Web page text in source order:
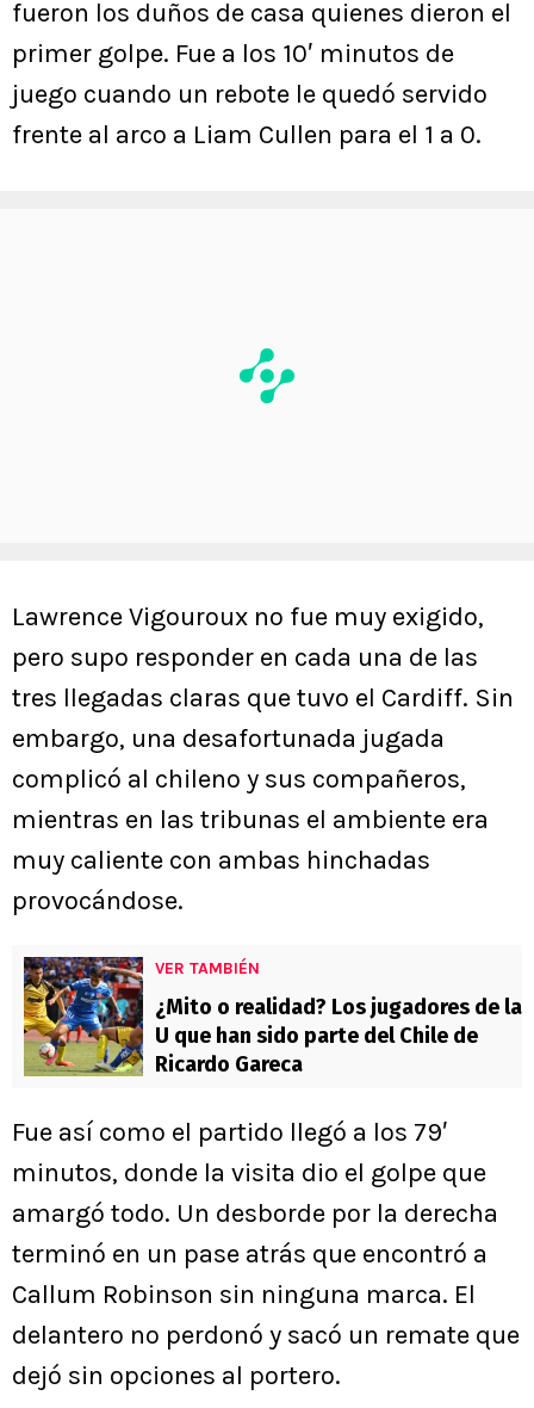
fueron los duños de casa quienes dieron el
primer golpe. Fue a los 10′ minutos de
juego cuando un rebote le quedó servido
frente al arco a Liam Cullen para el 1 a 0.
Lawrence Vigouroux no fue muy exigido,
pero supo responder en cada una de las
tres llegadas claras que tuvo el Cardiff. Sin
embargo, una desafortunada jugada
complicó al chileno y sus compañeros,
mientras en las tribunas el ambiente era
muy caliente con ambas hinchadas
provocándose.
VER TAMBIÉN
¿Mito o realidad? Los jugadores de la
U que han sido parte del Chile de
Ricardo Gareca
Fue así como el partido llegó a los 79′
minutos, donde la visita dio el golpe que
amargó todo. Un desborde por la derecha
terminó en un pase atrás que encontró a
Callum Robinson sin ninguna marca. El
delantero no perdonó y sacó un remate que
dejó sin opciones al portero.